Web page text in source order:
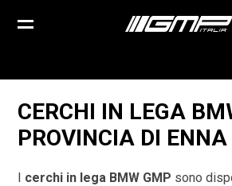
CERCHI IN LEGA
PROVINCIA DI ENNA
I cerchi in lega BMW GMP sono